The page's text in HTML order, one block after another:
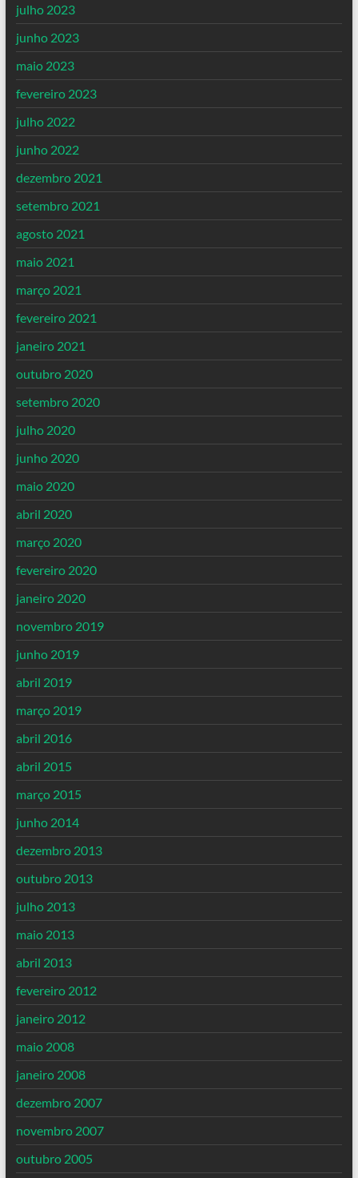
julho 2023
junho 2023
maio 2023
fevereiro 2023
julho 2022
junho 2022
dezembro 2021
setembro 2021
agosto 2021
maio 2021
março 2021
fevereiro 2021
janeiro 2021
outubro 2020
setembro 2020
julho 2020
junho 2020
maio 2020
abril 2020
março 2020
fevereiro 2020
janeiro 2020
novembro 2019
junho 2019
abril 2019
março 2019
abril 2016
abril 2015
março 2015
junho 2014
dezembro 2013
outubro 2013
julho 2013
maio 2013
abril 2013
fevereiro 2012
janeiro 2012
maio 2008
janeiro 2008
dezembro 2007
novembro 2007
outubro 2005